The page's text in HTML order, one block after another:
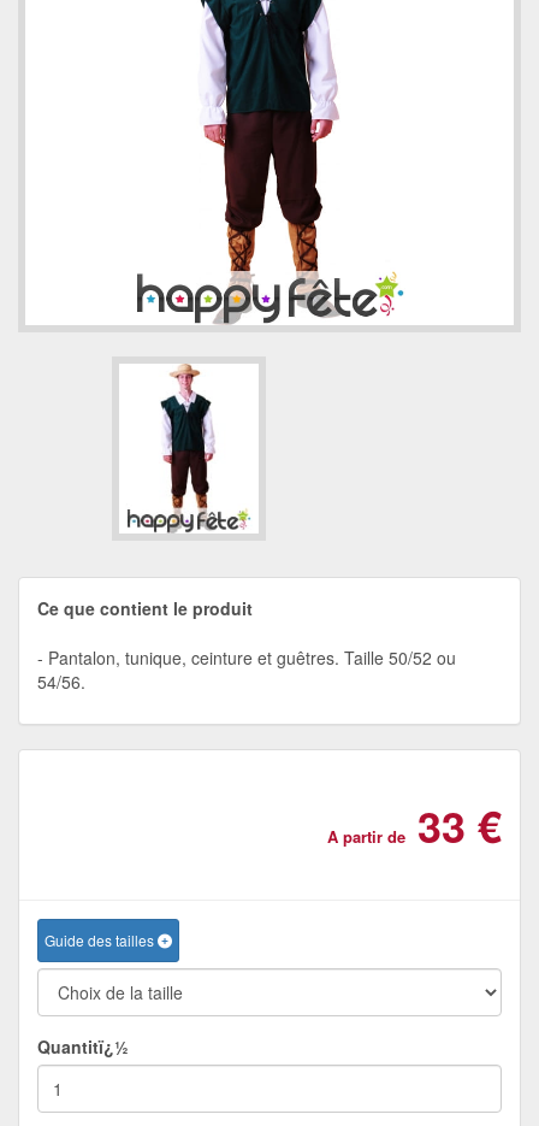
Ce que contient le produit
Pantalon, tunique, ceinture et guêtres. Taille 50/52 ou
54/56.
A partir de 33 €
Guide des tailles
Quantitï¿½